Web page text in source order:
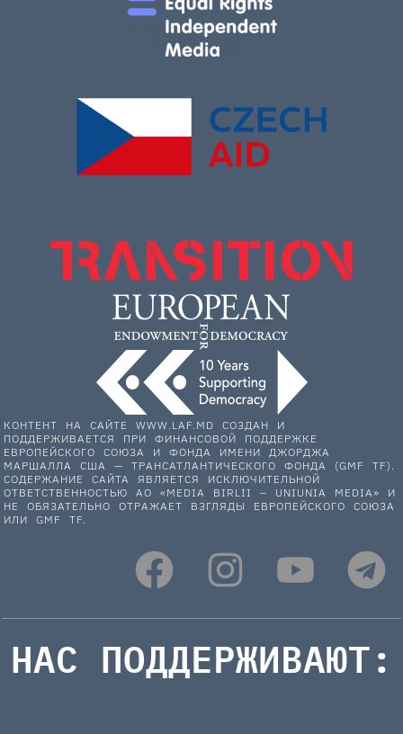
КОНТЕНТ НА САЙТЕ WWW.LAF.MD СОЗДАН И
ПОДДЕРЖИВАЕТСЯ ПРИ ФИНАНСОВОЙ ПОДДЕРЖКЕ
ЕВРОПЕЙСКОГО СОЮЗА И ФОНДА ИМЕНИ ДЖОРДЖА
МАРШАЛЛА США — ТРАНСАТЛАНТИЧЕСКОГО ФОНДА (GMF TF).
СОДЕРЖАНИЕ САЙТА ЯВЛЯЕТСЯ ИСКЛЮЧИТЕЛЬНОЙ
ОТВЕТСТВЕННОСТЬЮ АО «MEDIA BIRLII – UNIUNIA MEDIA» И
НЕ ОБЯЗАТЕЛЬНО ОТРАЖАЕТ ВЗГЛЯДЫ ЕВРОПЕЙСКОГО СОЮЗА
ИЛИ GMF TF.
НАС ПОДДЕРЖИВАЮТ: